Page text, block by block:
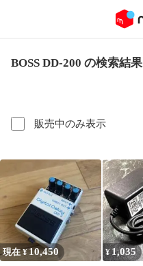
BOSS DD-200 の検索結果
販売中のみ表示
現在 ¥10,450 ¥ 1,035